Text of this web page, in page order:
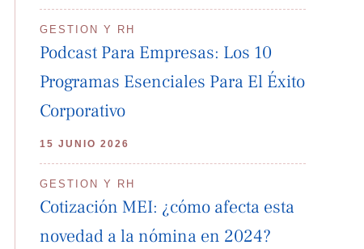
GESTION Y RH
Podcast Para Empresas: Los 10
Programas Esenciales Para El Éxito
Corporativo
15 JUNIO 2026
GESTION Y RH
Cotización MEI: ¿cómo afecta esta
novedad a la nómina en 2024?